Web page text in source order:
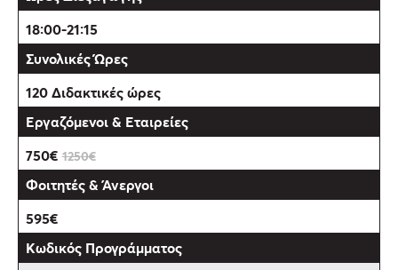
18:00-21:15
120 Διδακτικές ώρες
750€1250€
595€